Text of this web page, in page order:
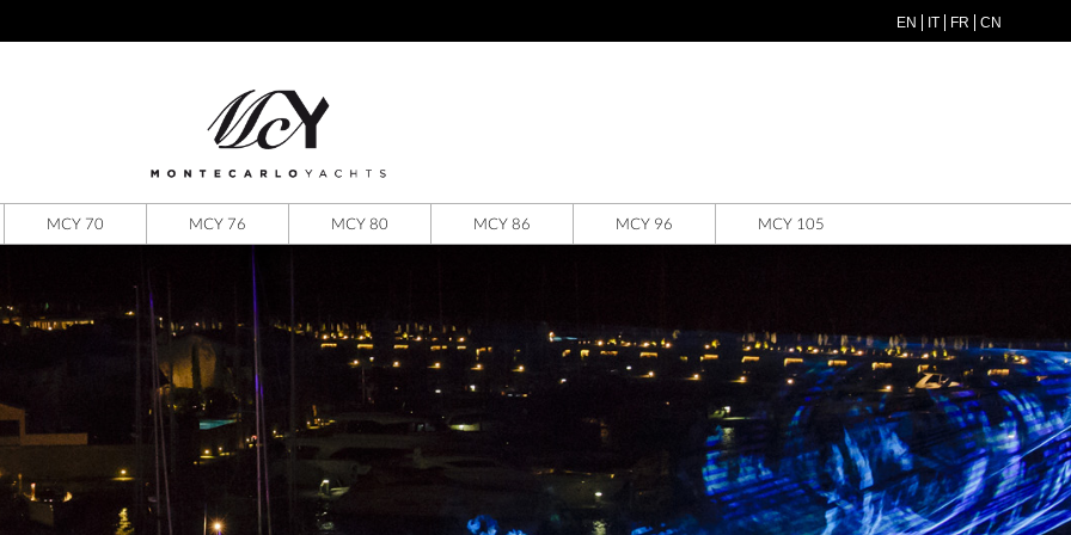
EN IT FR CN
MCY 70 MCY 76 MCY 80 MCY 86 MCY 96 MCY 105